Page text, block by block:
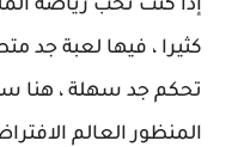
إذا كنت تحب رياضة
كثيرا ، فيها لعبة جد
تحكم جد سهلة ، هنا
المنظور العالم